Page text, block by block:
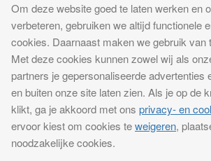
CONTACT
Meer informatie over onze website of
Neem contact op
Tussenstop.com is een concept van iPublishing.
ingeschreven bij KVK Midden-Gelderland onder
0000.
Alle rechten voorbehouden, iPublishing, 2018
Om deze website goed te laten werken en
verbeteren, gebruiken we altijd functionele
cookies. Daarnaast maken we gebruik van
Met deze cookies kunnen zowel wij als
partners je gepersonaliseerde advertenties
en buiten onze site laten zien. Als je op de
klikt, ga je akkoord met ons privacy- en
ervoor kiest om cookies teweigeren,
noodzakelijke cookies.